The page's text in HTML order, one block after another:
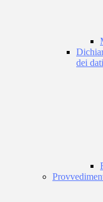
dei dati